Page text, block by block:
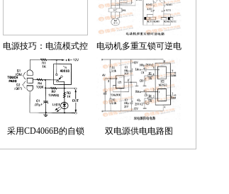
电源技巧：电流模式控
制简化了对降压LED稳
压器的补偿
电动机多重互锁可逆电
路
采用CD4066B的自锁
式触摸开关电路
双电源供电电路图